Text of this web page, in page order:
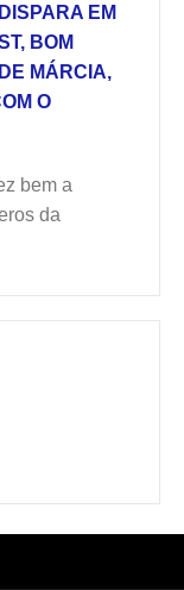
DISPARA EM
BOM
MÁRCIA,
O
bem a
da